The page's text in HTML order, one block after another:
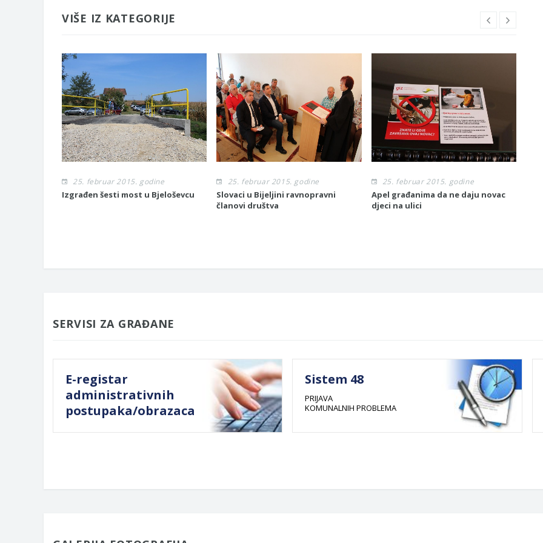
VIŠE IZ KATEGORIJE
25. februar 2015. godine
Izgrađen šesti most u Bjeloševcu
25. februar 2015. godine
Slovaci u Bijeljini ravnopravni
članovi društva
25. februar 2015. godine
Apel građanima da ne daju novac
djeci na ulici
SERVISI ZA GRAĐANE
E-registar
administrativnih
postupaka/obrazaca
Sistem 48
PRIJAVA
KOMUNALNIH PROBLEMA